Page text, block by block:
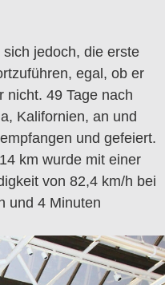
jedoch, die erste
egal, ob er
nicht. 49 Tage nach
Kalifornien, an und
und gefeiert.
km wurde mit einer
von 82,4 km/h bei
und 4 Minuten